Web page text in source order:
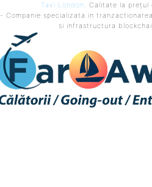
Taxi London. Calitate la prețul
- Companie specializata in
si infrastructura